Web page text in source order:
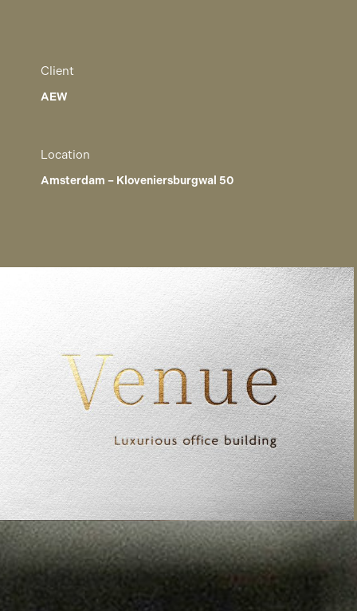
Client
AEW
Location
Amsterdam – Kloveniersburgwal 50